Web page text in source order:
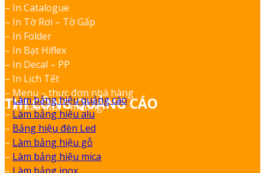
– In Catalogue
– In Tờ Rơi – Tờ Gấp
– In Folder
– In Bạt Hiflex
– In Decal – PP
– In Lịch Tết
– Menu – thực đơn nhà hàng
– In bao đũa – muỗng.
THI CÔNG QUẢNG CÁO
–Làm bảng hiệu quảng cáo
– Làm bảng hiệu alu
– Bảng hiệu đèn Led
– Làm bảng hiệu gỗ
– Làm bảng hiệu mica
– Làm bảng inox